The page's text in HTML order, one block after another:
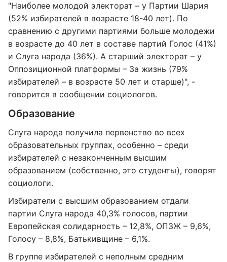
"Наиболее молодой электорат – у Партии Шария
(52% избирателей в возрасте 18-40 лет). По
сравнению с другими партиями больше молодежи
в возрасте до 40 лет в составе партий Голос (41%)
и Слуга народа (36%). А старший электорат – у
Оппозиционной платформы – За жизнь (79%
избирателей – в возрасте 50 лет и старше)", -
говорится в сообщении социологов.
Образование
Слуга народа получила первенство во всех
образовательных группах, особенно – среди
избирателей с незаконченным высшим
образованием (собственно, это студенты), говорят
социологи.
Избиратели с высшим образованием отдали
партии Слуга народа 40,3% голосов, партии
Европейская солидарность – 12,8%, ОПЗЖ – 9,6%,
Голосу – 8,8%, Батькивщине – 6,1%.
В группе избирателей с неполным средним